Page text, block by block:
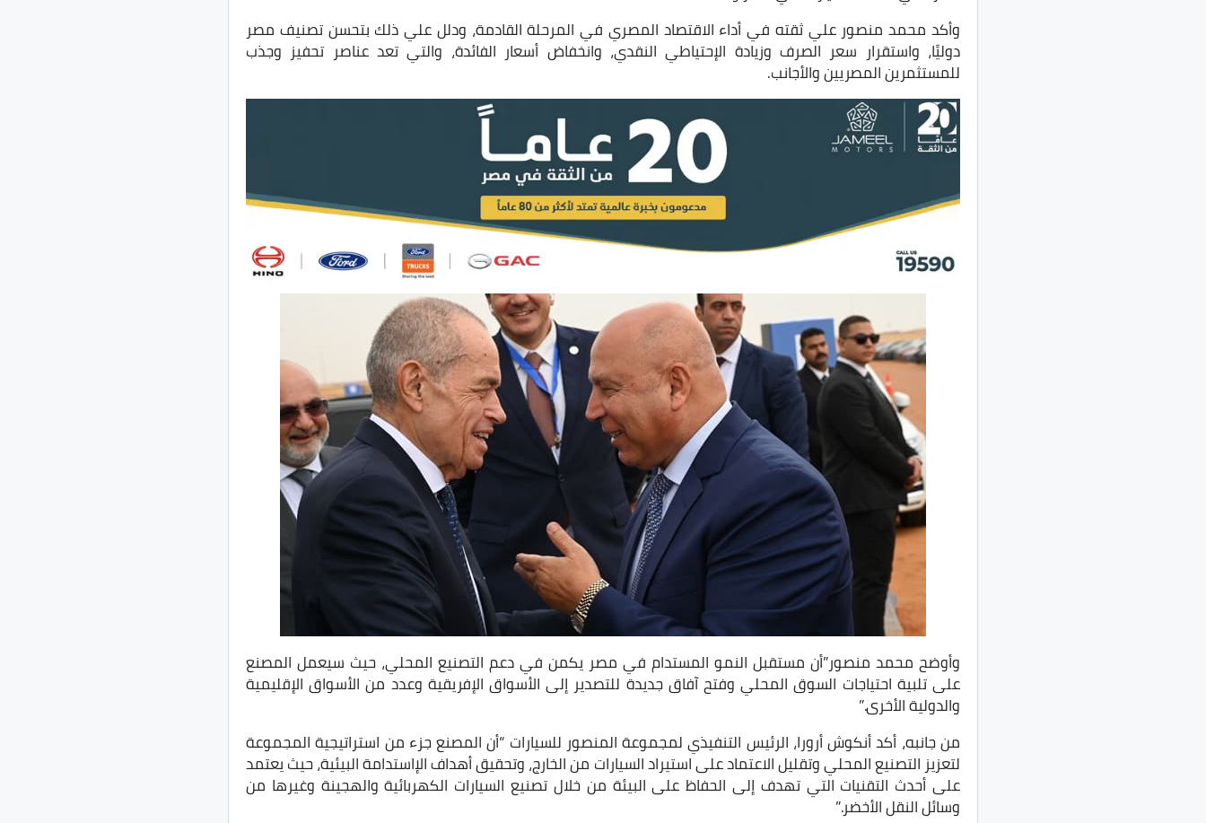
وأكد محمد منصور علي ثقته في أداء الاقتصاد المصري في المرحلة القادمة، ودلل علي ذلك بتحسن تصنيف مصر
دوليًا، واستقرار سعر الصرف وزيادة الإحتياطي النقدي، وانخفاض أسعار الفائدة، والتي تعد عناصر تحفيز وجذب
للمستثمرين المصريين والأجانب.
وأوضح محمد منصور”أن مستقبل النمو المستدام في مصر يكمن في دعم التصنيع المحلي، حيث سيعمل المصنع
على تلبية احتياجات السوق المحلي وفتح آفاق جديدة للتصدير إلى الأسواق الإفريقية وعدد من الأسواق الإقليمية
والدولية الأخرى.”
من جانبه، أكد أنكوش أرورا، الرئيس التنفيذي لمجموعة المنصور للسيارات “أن المصنع جزء من استراتيجية المجموعة
لتعزيز التصنيع المحلي وتقليل الاعتماد على استيراد السيارات من الخارج، وتحقيق أهداف الإاستدامة البيئية، حيث يعتمد
على أحدث التقنيات التي تهدف إلى الحفاظ على البيئة من خلال تصنيع السيارات الكهربائية والهجينة وغيرها من
وسائل النقل الأخضر.”